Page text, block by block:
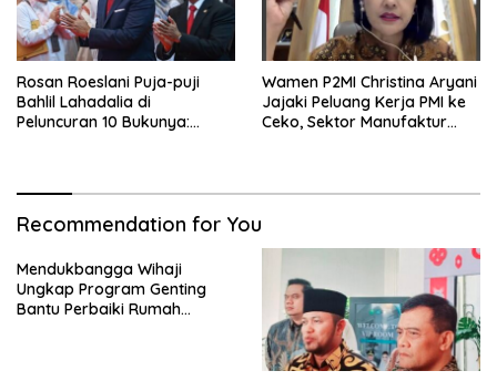
Rosan Roeslani Puja-puji
Bahlil Lahadalia di
Peluncuran 10 Bukunya:
Wamen P2MI Christina Aryani
Jajaki Peluang Kerja PMI ke
Ceko, Sektor Manufaktur
Recommendation for You
Mendukbangga Wihaji
Ungkap Program Genting
Bantu Perbaiki Rumah